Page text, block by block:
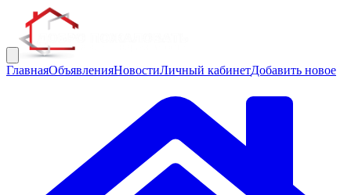
ГлавнаяОбъявленияНовостиЛичный кабинетДобавить новое